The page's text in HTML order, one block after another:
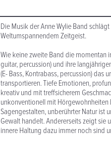
Die Musik der Anne Wylie Band
Weltumspannendem Zeitgeist.
Wie keine zweite Band die momentan
guitar, percussion) und ihre
(E- Bass, Kontrabass, percussion) das
transportieren. Tiefe Emotionen,
kreativ und mit treffsicherem
unkonventionell mit Hörgewohnheiten
Sagengestalten, unberührter Natur ist
Gewalt handelt. Andererseits zeigt sie
innere Haltung dazu immer noch sind